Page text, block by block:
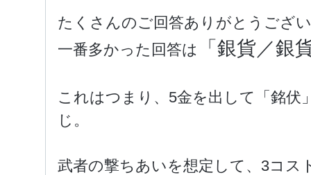
たくさんのご回答ありがとうござ
一番多かった回答は
「銀貨／銀
これはつまり、5金を出して「銘伏
じ。
武者の撃ちあいを想定して、3コス